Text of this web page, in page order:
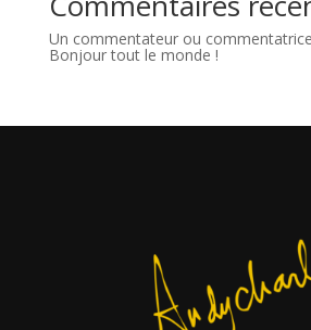
Un commentateur ou
Bonjour tout le monde !